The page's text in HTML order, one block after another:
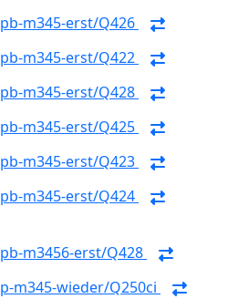
m345-erst/Q426
m345-erst/Q422
m345-erst/Q428
m345-erst/Q425
m345-erst/Q423
m345-erst/Q424
m3456-erst/Q428
m345-wieder/Q250ci